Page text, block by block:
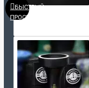
БЫСТРЫЙ
ПРОСМОТР